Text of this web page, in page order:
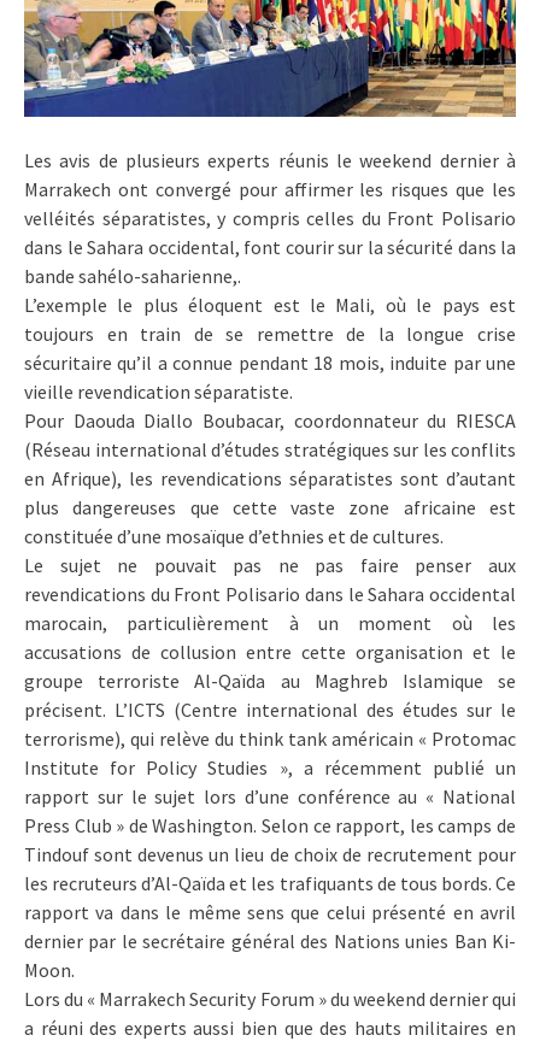
Les avis de plusieurs experts réunis le weekend dernier à
Marrakech ont convergé pour affirmer les risques que les
velléités séparatistes, y compris celles du Front Polisario
dans le Sahara occidental, font courir sur la sécurité dans la
bande sahélo-saharienne,.
L’exemple le plus éloquent est le Mali, où le pays est
toujours en train de se remettre de la longue crise
sécuritaire qu’il a connue pendant 18 mois, induite par une
vieille revendication séparatiste.
Pour Daouda Diallo Boubacar, coordonnateur du RIESCA
(Réseau international d’études stratégiques sur les conflits
en Afrique), les revendications séparatistes sont d’autant
plus dangereuses que cette vaste zone africaine est
constituée d’une mosaïque d’ethnies et de cultures.
Le sujet ne pouvait pas ne pas faire penser aux
revendications du Front Polisario dans le Sahara occidental
marocain, particulièrement à un moment où les
accusations de collusion entre cette organisation et le
groupe terroriste Al-Qaïda au Maghreb Islamique se
précisent. L’ICTS (Centre international des études sur le
terrorisme), qui relève du think tank américain « Protomac
Institute for Policy Studies », a récemment publié un
rapport sur le sujet lors d’une conférence au « National
Press Club » de Washington. Selon ce rapport, les camps de
Tindouf sont devenus un lieu de choix de recrutement pour
les recruteurs d’Al-Qaïda et les trafiquants de tous bords. Ce
rapport va dans le même sens que celui présenté en avril
dernier par le secrétaire général des Nations unies Ban Ki-
Moon.
Lors du « Marrakech Security Forum » du weekend dernier qui
a réuni des experts aussi bien que des hauts militaires en